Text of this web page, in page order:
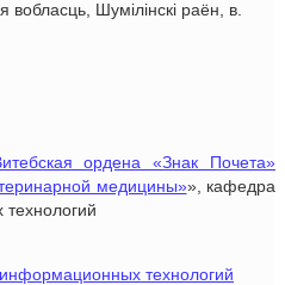
вобласць, Шумілінскі раён, в.
ордена «Знак Почета»
медицины»», кафедра
технологий